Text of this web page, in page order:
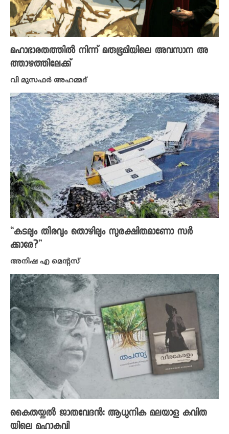
മഹാഭാരതത്തിൽ നിന്ന് മരുഭൂമിയിലെ അവസാന അ
ത്താഴത്തിലേക്ക്
വി മുസഫർ അഹമ്മദ്
“കടലും തീരവും തൊഴിലും സുരക്ഷിതമാണോ സർ
ക്കാരേ?”
അനിഷ എ മെന്റസ്
കൈതയ്ക്കൽ ജാതവേദൻ: ആധുനിക മലയാള കവിത
യിലെ മഹാകവി